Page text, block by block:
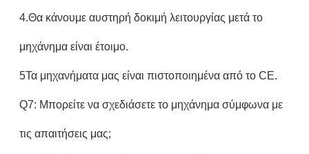
4.Θα κάνουμε αυστηρή δοκιμή λειτουργίας μετά το
μηχάνημα είναι έτοιμο.
5Τα μηχανήματα μας είναι πιστοποιημένα από το CE.
Q7: Μπορείτε να σχεδιάσετε το μηχάνημα σύμφωνα με
τις απαιτήσεις μας;